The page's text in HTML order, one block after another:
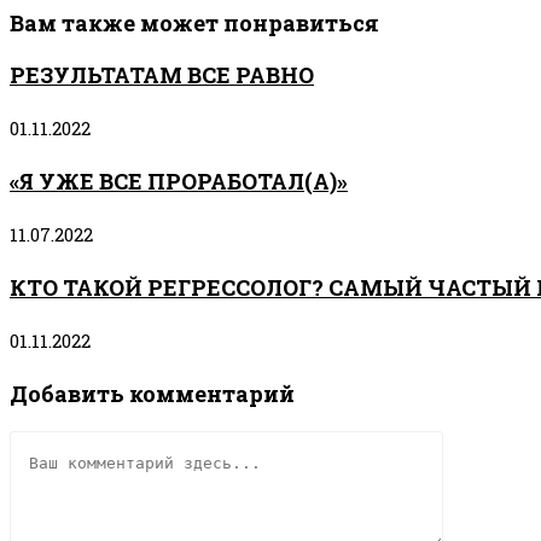
Вам также может понравиться
РЕЗУЛЬТАТАМ ВСЕ РАВНО
01.11.2022
«Я УЖЕ ВСЕ ПРОРАБОТАЛ(А)»
11.07.2022
КТО ТАКОЙ РЕГРЕССОЛОГ? САМЫЙ
01.11.2022
Добавить комментарий